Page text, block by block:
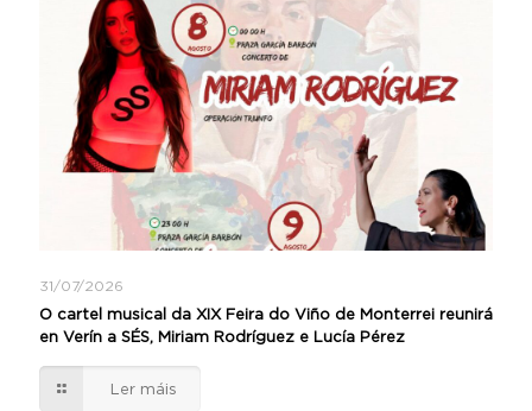
31/07/2026
O cartel musical da XIX Feira do Viño de Monterrei reunirá
en Verín a SÉS, Miriam Rodríguez e Lucía Pérez
Ler máis